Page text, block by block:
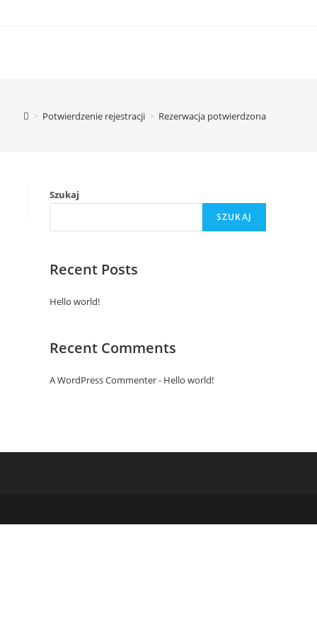
> Potwierdzenie rejestracji > Rezerwacja potwierdzona
Szukaj
SZUKAJ
Recent Posts
Hello world!
Recent Comments
A WordPress Commenter- Hello world!